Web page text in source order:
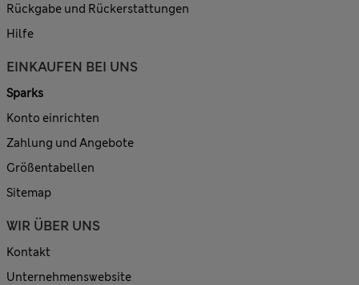
Rückgabe und Rückerstattungen
Hilfe
EINKAUFEN BEI UNS
Sparks
Konto einrichten
Zahlung und Angebote
Größentabellen
Sitemap
WIR ÜBER UNS
Kontakt
Unternehmenswebsite